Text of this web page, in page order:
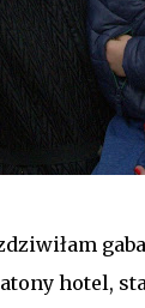
hotel,